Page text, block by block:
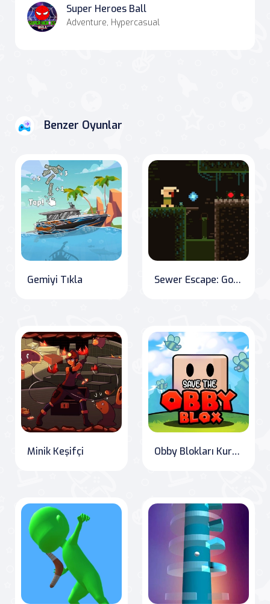
Super Heroes Ball
Adventure, Hypercasual
Benzer Oyunlar
Gemiyi Tıkla Sewer Escape: Gold Rush Adventure
Minik Keşifçi Obby Blokları Kurtar